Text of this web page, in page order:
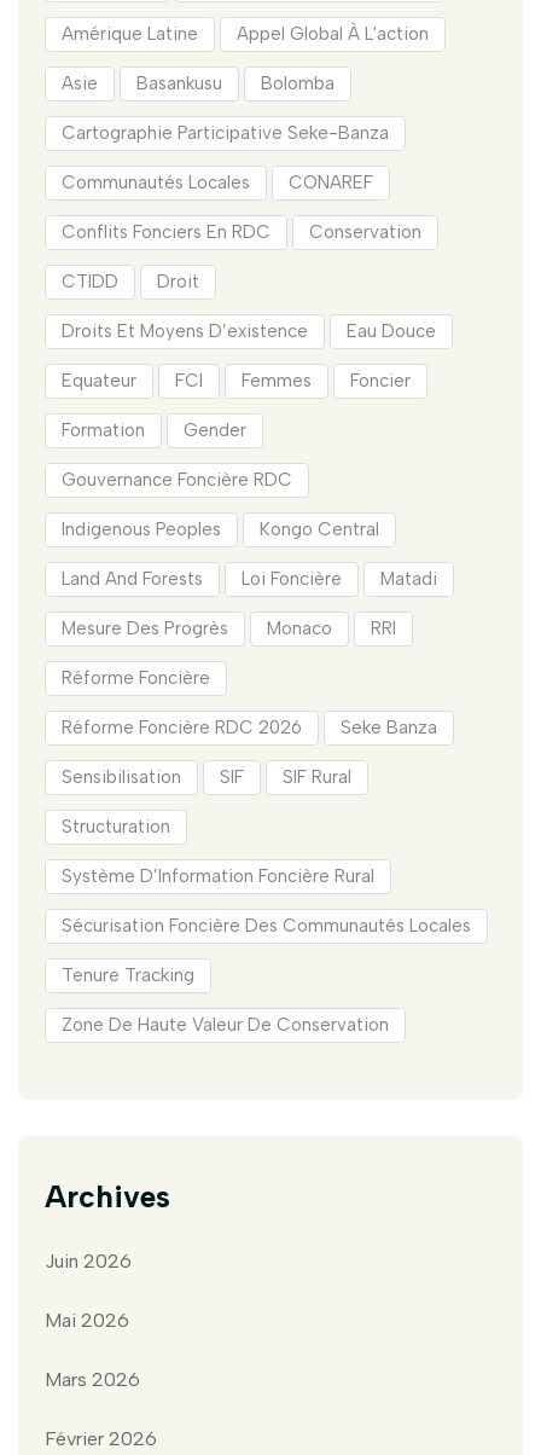
Amérique Latine Appel Global À L'action
Asie Basankusu Bolomba
Cartographie Participative Seke-Banza
Communautés Locales CONAREF
Conflits Fonciers En RDC Conservation
CTIDD Droit
Droits Et Moyens D’existence Eau Douce
Equateur FCI Femmes Foncier
Formation Gender
Gouvernance Foncière RDC
Indigenous Peoples Kongo Central
Land And Forests Loi Foncière Matadi
Mesure Des Progrès Monaco RRI
Réforme Foncière
Réforme Foncière RDC 2026 Seke Banza
Sensibilisation SIF SIF Rural
Structuration
Système D’Information Foncière Rural
Sécurisation Foncière Des Communautés Locales
Tenure Tracking
Zone De Haute Valeur De Conservation
Archives
Juin 2026
Mai 2026
Mars 2026
Février 2026